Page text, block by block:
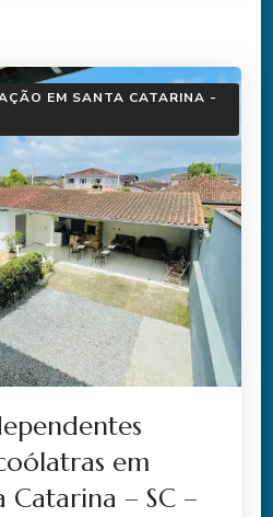
EM SANTA CATARINA -
em
Catarina – SC –